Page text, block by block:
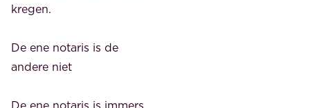
kregen.
De ene notaris is de
andere niet